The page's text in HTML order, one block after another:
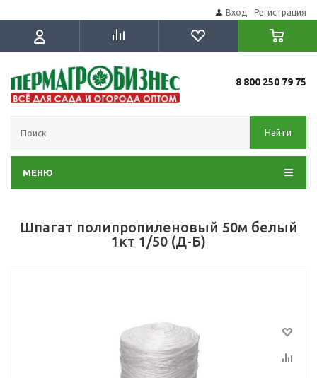
Вход Регистрация
8 800 250 79 75
Найти
МЕНЮ
Шпагат полипропиленовый 50м белый
1кт 1/50 (Д-Б)